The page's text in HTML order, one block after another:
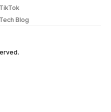
TikTok
Tech Blog